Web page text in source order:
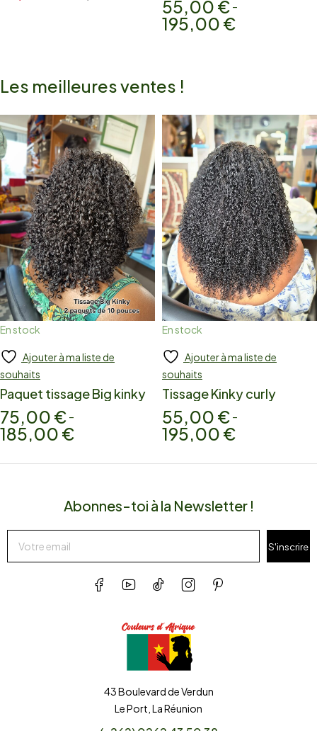
55,00 € –
195,00 €
Les meilleures ventes !
En stock
Add to cart
Ajouter à ma liste de
souhaits
Paquet tissage Big kinky
75,00 € –
185,00 €
En stock
Add to cart
Ajouter à ma liste de
souhaits
Tissage Kinky curly
55,00 € –
195,00 €
43 Boulevard de Verdun
Le Port, La Réunion
Abonnes-toi à la Newsletter !
S'inscrire